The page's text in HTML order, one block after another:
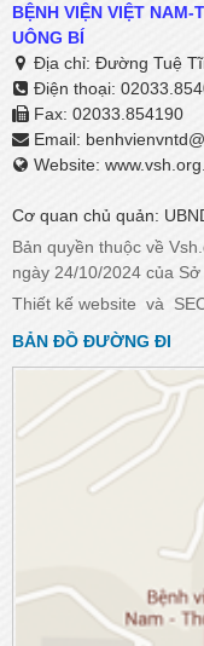
BỆNH VIỆN VIỆT NAM-
UÔNG BÍ
Địa chỉ: Đường Tuệ
Điện thoại:
Fax: 02033.854190
Email:
Website:
Cơ quan chủ quản:
Bản quyền thuộc về
ngày 24/10/2024 của
Thiết kế website và
BẢN ĐỒ ĐƯỜNG ĐI